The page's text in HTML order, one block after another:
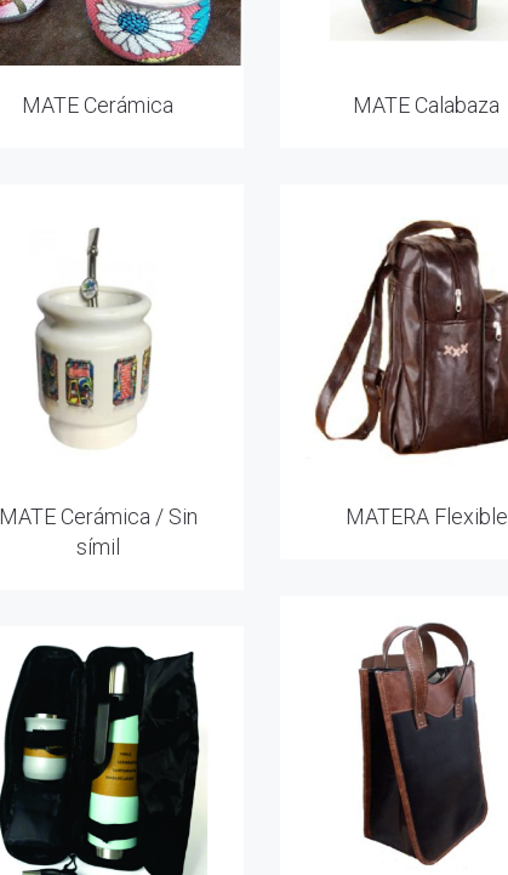
MATE Cerámica MATE Calabaza
MATE Cerámica / Sin
símil
MATERA Flexible